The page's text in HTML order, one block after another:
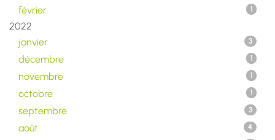
février 1
2022
janvier
3
décembre 1
novembre 1
octobre 1
septembre 3
août 4